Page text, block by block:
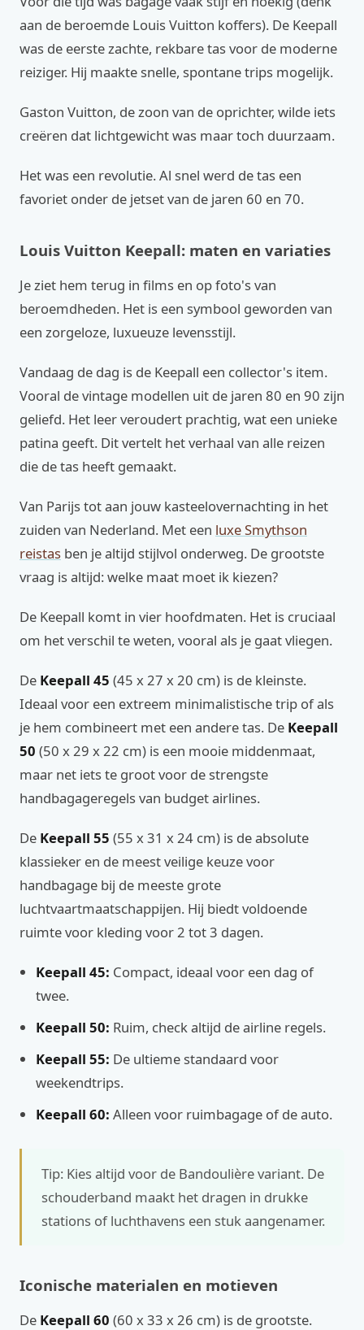
aan de beroemde Louis Vuitton koffers). De Keepall
was de eerste zachte, rekbare tas voor de moderne
reiziger. Hij maakte snelle, spontane trips mogelijk.
Gaston Vuitton, de zoon van de oprichter, wilde iets
creëren dat lichtgewicht was maar toch duurzaam.
Het was een revolutie. Al snel werd de tas een
favoriet onder de jetset van de jaren 60 en 70.
Louis Vuitton Keepall: maten en variaties
Je ziet hem terug in films en op foto's van
beroemdheden. Het is een symbool geworden van
een zorgeloze, luxueuze levensstijl.
Vandaag de dag is de Keepall een collector's item.
Vooral de vintage modellen uit de jaren 80 en 90 zijn
geliefd. Het leer veroudert prachtig, wat een unieke
patina geeft. Dit vertelt het verhaal van alle reizen
die de tas heeft gemaakt.
Van Parijs tot aan jouw kasteelovernachting in het
zuiden van Nederland. Met een luxe Smythson
reistas ben je altijd stijlvol onderweg. De grootste
vraag is altijd: welke maat moet ik kiezen?
De Keepall komt in vier hoofdmaten. Het is cruciaal
om het verschil te weten, vooral als je gaat vliegen.
De Keepall 45 (45 x 27 x 20 cm) is de kleinste.
Ideaal voor een extreem minimalistische trip of als
je hem combineert met een andere tas. De Keepall
50 (50 x 29 x 22 cm) is een mooie middenmaat,
maar net iets te groot voor de strengste
handbagageregels van budget airlines.
De Keepall 55 (55 x 31 x 24 cm) is de absolute
klassieker en de meest veilige keuze voor
handbagage bij de meeste grote
luchtvaartmaatschappijen. Hij biedt voldoende
ruimte voor kleding voor 2 tot 3 dagen.
Keepall 45: Compact, ideaal voor een dag of
twee.
Keepall 50: Ruim, check altijd de airline regels.
Keepall 55: De ultieme standaard voor
weekendtrips.
Keepall 60: Alleen voor ruimbagage of de auto.
Tip: Kies altijd voor de Bandoulière variant. De
schouderband maakt het dragen in drukke
stations of luchthavens een stuk aangenamer.
Iconische materialen en motieven
De Keepall 60 (60 x 33 x 26 cm) is de grootste.